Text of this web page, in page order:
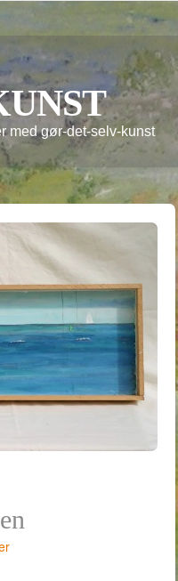
med gør-det-selv-kunst